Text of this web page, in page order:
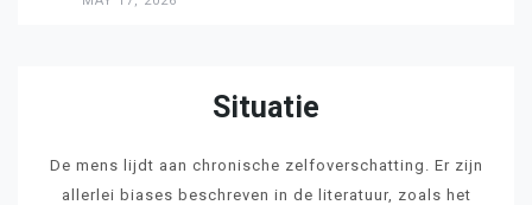
Situatie
De mens lijdt aan chronische zelfoverschatting. Er zijn
allerlei biases beschreven in de literatuur, zoals het